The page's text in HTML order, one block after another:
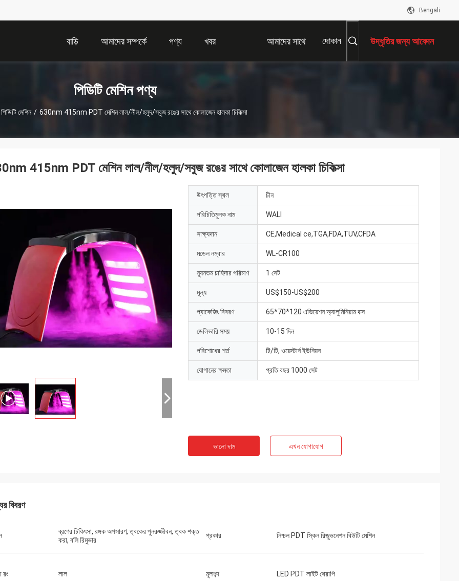
Bengali
বাড়ি আমাদের সম্পর্কে পণ্য খবর আমাদের সাথে দোকান উদ্ধৃতির জন্য আবেদন
পিডিটি মেশিন পণ্য
পিডিটি মেশিন / 630nm 415nm PDT মেশিন লাল/নীল/হলুদ/সবুজ রঙের সাথে কোলাজেন হালকা চিকিত্সা
415nm PDT মেশিন লাল/নীল/হলুদ/সবুজ রঙের সাথে কোলাজেন হালকা চিকিত্সা
উৎপত্তি স্থল চীন
পরিচিতিমুলক নাম WALI
সাক্ষ্যদান CE,Medical ce,TGA,FDA,TUV,CFDA
মডেল নম্বার WL-CR100
ন্যূনতম চাহিদার পরিমাণ 1 সেট
মূল্য US$150-US$200
প্যাকেজিং বিবরণ 65*70*120 এভিয়েশন অ্যালুমিনিয়াম বক্স
ডেলিভারি সময় 10-15 দিন
পরিশোধের শর্ত টি/টি, ওয়েস্টার্ন ইউনিয়ন
যোগানের ক্ষমতা প্রতি বছর 1000 সেট
ভালো দাম এখন যোগাযোগ
বিবরণ
ব্রণের চিকিৎসা, রঙ্গক অপসারণ, ত্বকের পুনরুজ্জীবন, ত্বক শক্ত
করা, বলি রিমুভার
প্রকার নিশ্চল PDT স্কিন রিজুভনেশন বিউটি মেশিন
রং লাল মূলশব্দ LED PDT লাইট থেরাপি